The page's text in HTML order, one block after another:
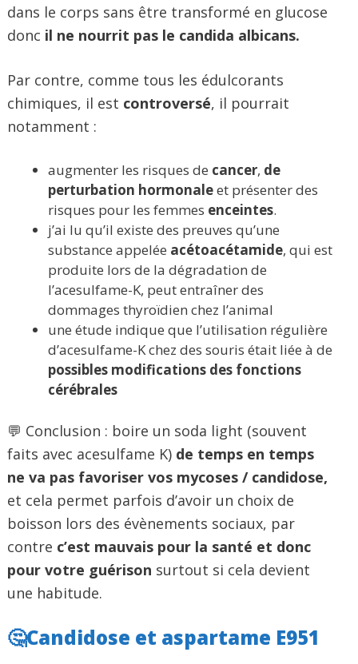
dans le corps sans être transformé en glucose
donc il ne nourrit pas le candida albicans.
Par contre, comme tous les édulcorants
chimiques, il est controversé, il pourrait
notamment :
augmenter les risques de cancer, de
perturbation hormonaleet présenter des
risques pour les femmes enceintes.
j’ai lu qu’il existe des preuves qu’une
substance appelée acétoacétamide, qui est
produite lors de la dégradation de
l’acesulfame-K, peut entraîner des
dommages thyroïdien chez l’animal
une étude indique que l’utilisation régulière
d’acesulfame-K chez des souris était liée à de
possibles modifications des fonctions
cérébrales
💬 Conclusion : boire un soda light (souvent
faits avec acesulfame K) de temps en temps
ne va pas favoriser vos mycoses / candidose,
et cela permet parfois d’avoir un choix de
boisson lors des évènements sociaux, par
contre c’est mauvais pour la santé et donc
pour votre guérison surtout si cela devient
une habitude.
🤔Candidose et aspartame E951